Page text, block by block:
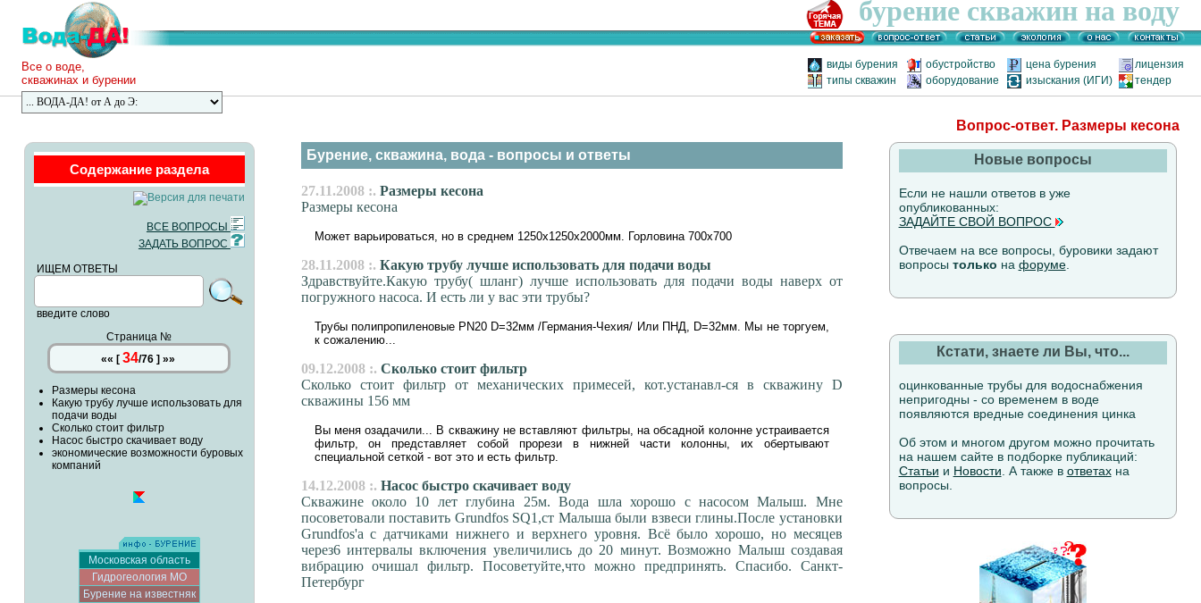
бурение скважин на воду
виды бурения обустройство цена бурения
лицензия
типы скважин
оборудование изыскания (ИГИ) тендер
Все о воде,
скважинах и бурении
Вопрос-ответ. Размеры кесона
Содержание раздела
ВСЕ ВОПРОСЫ
ЗАДАТЬ ВОПРОС
ИЩЕМ ОТВЕТЫ
введите слово
Страница №
«« [ 34/76] »»
Размеры кесона
Какую трубу лучше использовать для
подачи воды
Сколько стоит фильтр
Насос быстро скачивает воду
экономические возможности буровых
компаний
Московская область
Гидрогеология МО
Бурение на известняк
Бурение, скважина, вода - вопросы и ответы
27.11.2008 :. Размеры кесона
Размеры кесона
Может варьироваться, но в среднем 1250х1250х2000мм. Горловина 700х700
28.11.2008 :. Какую трубу лучше использовать для подачи воды
Здравствуйте.Какую трубу( шланг) лучше использовать для подачи воды наверх от
погружного насоса. И есть ли у вас эти трубы?
Трубы полипропиленовые PN20 D=32мм /Германия-Чехия/ Или ПНД, D=32мм. Мы не торгуем,
к сожалению...
09.12.2008 :. Сколько стоит фильтр
Сколько стоит фильтр от механических примесей, кот.устанавл-ся в скважину D
скважины 156 мм
Вы меня озадачили... В скважину не вставляют фильтры, на обсадной колонне устраивается
фильтр, он представляет собой прорези в нижней части колонны, их обертывают
специальной сеткой - вот это и есть фильтр.
14.12.2008 :. Насос быстро скачивает воду
Скважине около 10 лет глубина 25м. Вода шла хорошо с насосом Малыш. Мне
посоветовали поставить Grundfos SQ1,ст Малыша были взвеси глины.После установки
Grundfos'а с датчиками нижнего и верхнего уровня. Всё было хорошо, но месяцев
через6 интервалы включения увеличились до 20 минут. Возможно Малыш создавая
вибрацию очишал фильтр. Посоветуйте,что можно предпринять. Спасибо. Санкт-
Петербург
Новые вопросы
Если не нашли ответов в уже
опубликованных:
ЗАДАЙТЕ СВОЙ ВОПРОС
Отвечаем на все вопросы, буровики задают
вопросы только на форуме.
Кстати, знаете ли Вы, что...
оцинкованные трубы для водоснабжения
непригодны - со временем в воде
появляются вредные соединения цинка
Об этом и многом другом можно прочитать
на нашем сайте в подборке публикаций:
Статьи и Новости . А также в ответахна
вопросы.